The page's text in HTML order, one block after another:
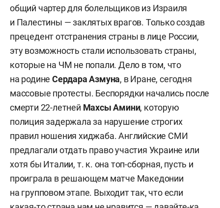
общий чартер для болельщиков из Израиля
и Палестины — заклятых врагов. Только создав
прецедент отстранения страны в лице России,
эту возможность стали использовать страны,
которые на ЧМ не попали. Дело в том, что
на родинеСердара Азмуна, в Иране, сегодня
массовые протесты. Беспорядки начались после
смерти 22-летней Махсы Амини, которую
полиция задержала за нарушение строгих
правил ношения хиджаба. Английские СМИ
предлагали отдать право участия Украине или
хотя бы Италии, т. к. она топ-сборная, пусть и
проиграла в решающем матче Македонии
на групповом этапе. Выходит так, что если